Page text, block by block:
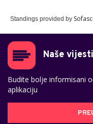
Standings provided by
Naše
Budite bolje informisani
aplikaciju